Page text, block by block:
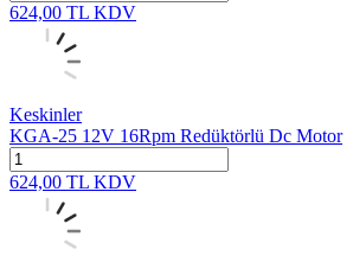
624,00 TL KDV
Keskinler
KGA-25 12V 16Rpm Redüktörlü Dc Motor
624,00 TL KDV